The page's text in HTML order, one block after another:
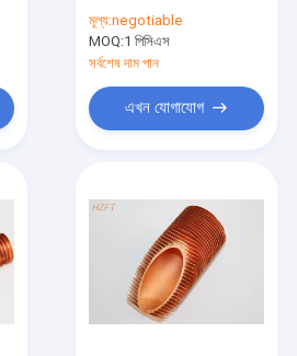
টিউব
মূল্য:negotiable
MOQ:1 পিসিএস
সর্বশেষ দাম পান
এখন যোগাযোগ